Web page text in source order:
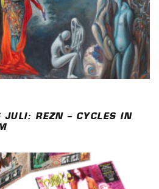
JULI: REZN – CYCLES IN